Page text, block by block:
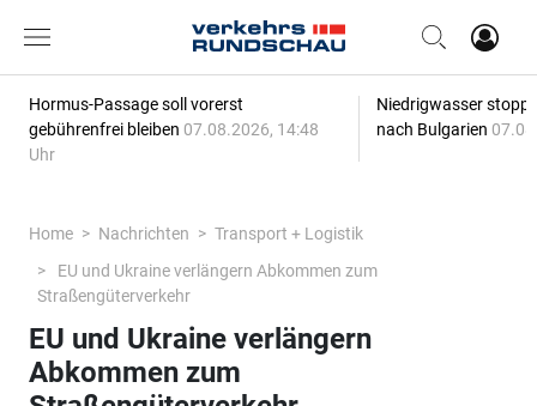
Hormus-Passage soll vorerst
gebührenfrei bleiben 07.08.2026, 14:48
Uhr
Niedrigwasser
nach Bulgarien
Home Nachrichten
Transport + Logistik
EU und Ukraine verlängern Abkommen zum
Straßengüterverkehr
EU und Ukraine verlängern
Abkommen zum